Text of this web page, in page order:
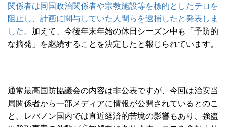
関係者は同国政治関係者や宗教施設等を標的としたテロを
阻止し、計画に関与していた人間らを逮捕したと発表しま
した。 加えて、今後年末年始の休日シーズン中も「予防的
な摘発」を継続することを決定したと報じられています。
通常最高国防協議会の内容は非公表ですが、今回は治安当
局関係者から一部メディアに情報が公開されているとのこ
と。レバノン国内では直近経済的苦境の影響もあり、強盗